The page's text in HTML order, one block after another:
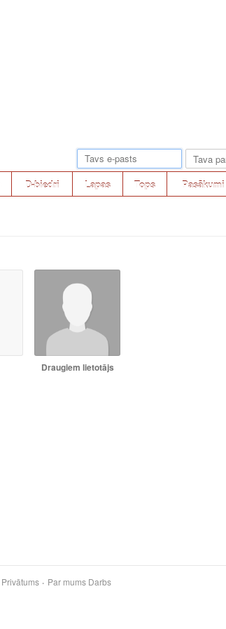
D-biedri Lapas Tops Pasākumi
Draugiem lietotājs
Privātums Par mums Darbs